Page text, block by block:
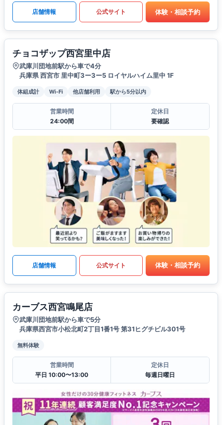
店舗情報 公式サイト 体験・相談予約
チョコザップ西宮里中店
武庫川団地前駅から車で4分
兵庫県 西宮市 里中町3ー3ー5 ロイヤルハイム里中 1F
体組成計 Wi-Fi 他店舗利用 駅から5分以内
営業時間
24:00間
定休日
要確認
店舗情報 公式サイト 体験・相談予約
カーブス西宮鳴尾店
武庫川団地前駅から車で5分
兵庫県西宮市小松北町2丁目1番1号 第31ヒグチビル301号
無料体験
営業時間
平日 10:00〜13:00
定休日
毎週日曜日